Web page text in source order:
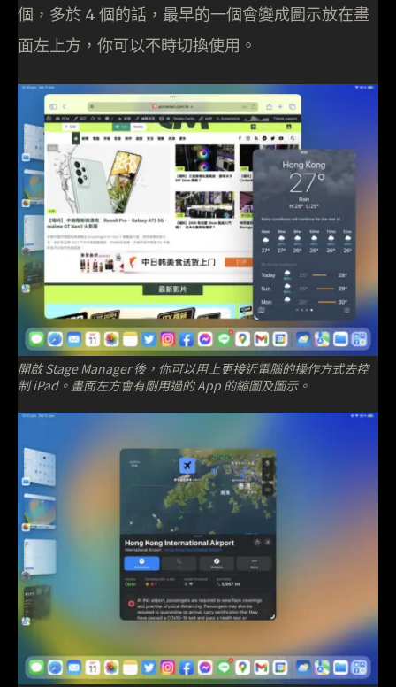
個，多於 4 個的話，最早的一個會變成圖示放在畫
面左上方，你可以不時切換使用。
開啟 Stage Manager 後，你可以用上更接近電腦的操作方式去控
制 iPad。畫面左方會有剛用過的 App 的縮圖及圖示。